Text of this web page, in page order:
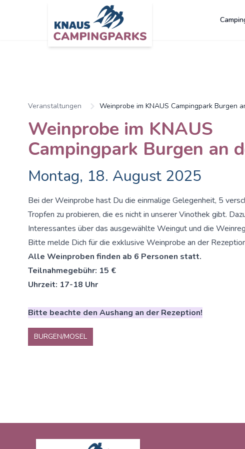
Zum Hauptinhalt springen
Veranstaltungen Weinprobe im KNAUS Campingpark Burgen
Weinprobe im KNAUS
Campingpark Burgen an
Montag, 18. August 2025
Bei der Weinprobe hast Du die einmalige Gelegenheit, 5
Tropfen zu probieren, die es nicht in unserer Vinothek gibt.
Interessantes über das ausgewählte Weingut und die
Bitte melde Dich für die exklusive Weinprobe an der
Alle Weinproben finden ab 6 Personen statt.
Teilnahmegebühr: 15 €
Uhrzeit: 17-18 Uhr
Bitte beachte den Aushang an der Rezeption!
BURGEN/MOSEL